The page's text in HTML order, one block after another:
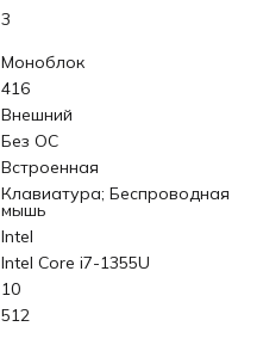
3
Моноблок
416
Внешний
Без ОС
Встроенная
Клавиатура; Беспроводная
мышь
Intel
Intel Core i7-1355U
10
512